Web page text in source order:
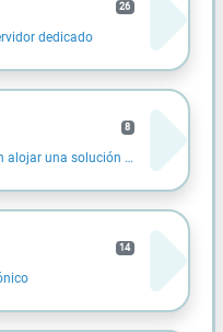
26
dedicado
8
Hosting especializado en alojar una solución Moodle
14